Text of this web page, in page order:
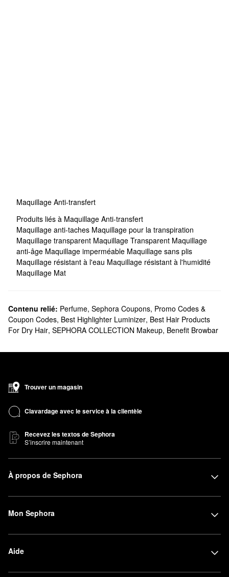
Maquillage Anti-transfert
Produits liés à Maquillage Anti-transfert
Maquillage anti-taches Maquillage pour la transpiration
Maquillage transparent Maquillage Transparent Maquillage
anti-âge Maquillage imperméable Maquillage sans plis
Maquillage résistant à l'eau Maquillage résistant à l'humidité
Maquillage Mat
Contenu relié: Perfume, Sephora Coupons, Promo Codes &
Coupon Codes, Best Highlighter Luminizer, Best Hair Products
For Dry Hair, SEPHORA COLLECTION Makeup, Benefit Browbar
Trouver un magasin
Clavardage avec le service à la clientèle
Recevez les textos de Sephora
S’inscrire maintenant
À propos de Sephora
Mon Sephora
Aide